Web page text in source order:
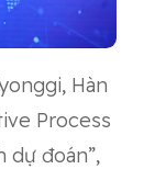
Hàn
Process
dự đoán”,